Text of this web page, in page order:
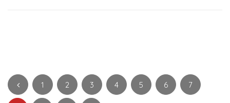
1 2 3 4 5 6 7